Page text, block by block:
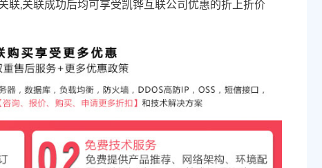
联,关联成功后均可享受凯铧互联公司优惠的折上折价